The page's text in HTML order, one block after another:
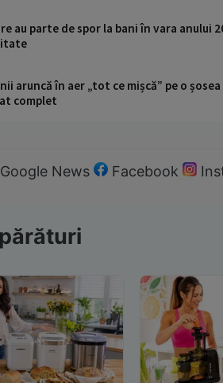
au parte de spor la bani în vara anului
aruncă în aer „tot ce mișcă” pe o
complet
Google News Facebook